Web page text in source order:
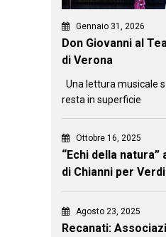
Gennaio 31, 2026
Don Giovanni al
di Verona
Una lettura musicale
resta in superficie
Ottobre 16, 2025
“Echi della
di Chianni per
Agosto 23, 2025
Recanati: